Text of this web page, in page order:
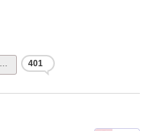
… 401